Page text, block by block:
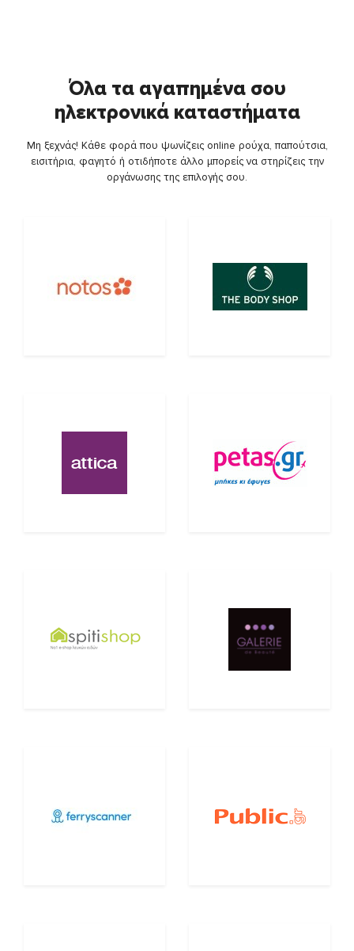
Όλα τα αγαπημένα σου
ηλεκτρονικά καταστήματα
Μη ξεχνάς! Κάθε φορά που ψωνίζεις online ρούχα, παπούτσια,
εισιτήρια, φαγητό ή οτιδήποτε άλλο μπορείς να στηρίζεις την
οργάνωσης της επιλογής σου.